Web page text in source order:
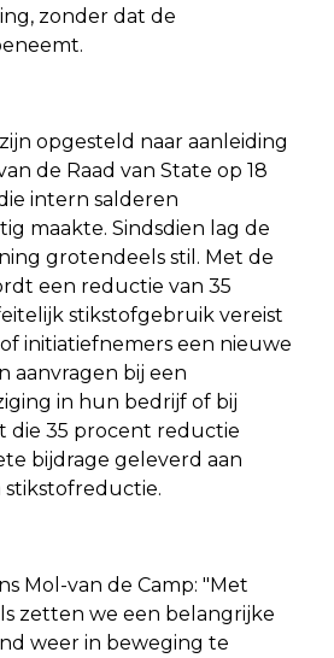
zonder dat de
opgesteld naar aanleiding
de Raad van State op 18
intern salderen
maakte. Sindsdien lag de
grotendeels stil. Met de
een reductie van 35
stikstofgebruik vereist
initiatiefnemers een nieuwe
aanvragen bij een
in hun bedrijf of bij
die 35 procent reductie
bijdrage geleverd aan
Mol-van de Camp: "Met
zetten we een belangrijke
weer in beweging te